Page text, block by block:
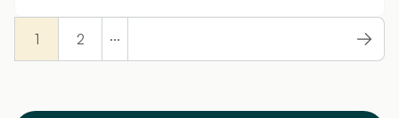
1 2 ...